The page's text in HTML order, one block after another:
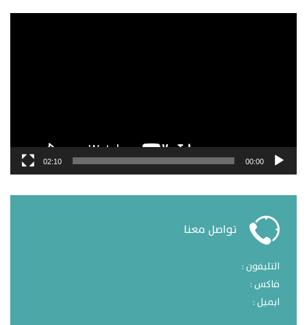
00:00
02:10
تواصل معنا
التليفون :
فاكس :
ايميل :